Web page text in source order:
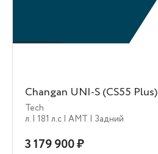
Changan UNI-S (CS55 Plus)
Tech
л. | 181 л.c | AMT | Задний
3 179 900 ₽